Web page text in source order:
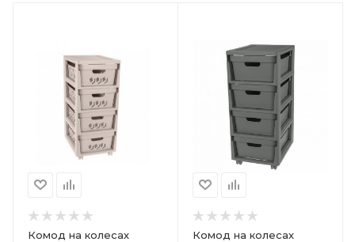
Комод на колесах
Комод на колесах